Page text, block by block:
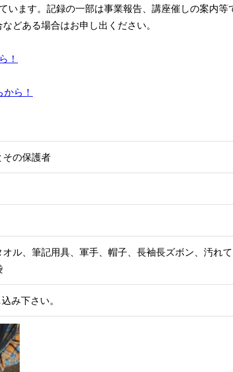
います。記録の一部は事業報告、講座催しの案内等
どある場合はお申し出ください。
！
ら！
の保護者
ル、筆記用具、軍手、帽子、長袖長ズボン、汚れ
み下さい。